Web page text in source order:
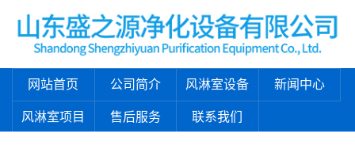
网站首页 公司简介 风淋室设备 新闻中心
风淋室项目 售后服务 联系我们